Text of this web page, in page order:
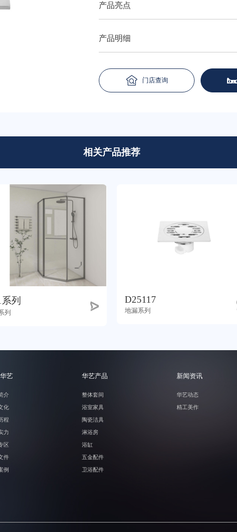
产品亮点
产品明细
门店查询
相关产品推荐
列
列
D25117
地漏系列
艺
介
化
程
力
区
件
例
华艺产品
整体套间
浴室家具
陶瓷洁具
淋浴房
浴缸
五金配件
卫浴配件
新闻资讯
华艺动态
精工美作